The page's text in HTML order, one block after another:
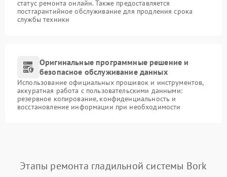
статус ремонта онлайн. Также предоставляется
постгарантийное обслуживание для продления срока
службы техники
Оригинальные программные решение и
безопасное обслуживание данных
Использование официальных прошивок и инструментов,
аккуратная работа с пользовательскими данными:
резервное копирование, конфиденциальность и
восстановление информации при необходимости
Этапы ремонта гладильной системы Bork